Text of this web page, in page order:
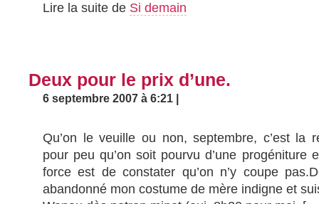
Lire la suite de Si demain
Deux pour le prix d’une.
6 septembre 2007 à 6:21 |
Qu’on le veuille ou non, septembre, c’est la
pour peu qu’on soit pourvu d’une progéniture
force est de constater qu’on n’y coupe
abandonné mon costume de mère indigne et